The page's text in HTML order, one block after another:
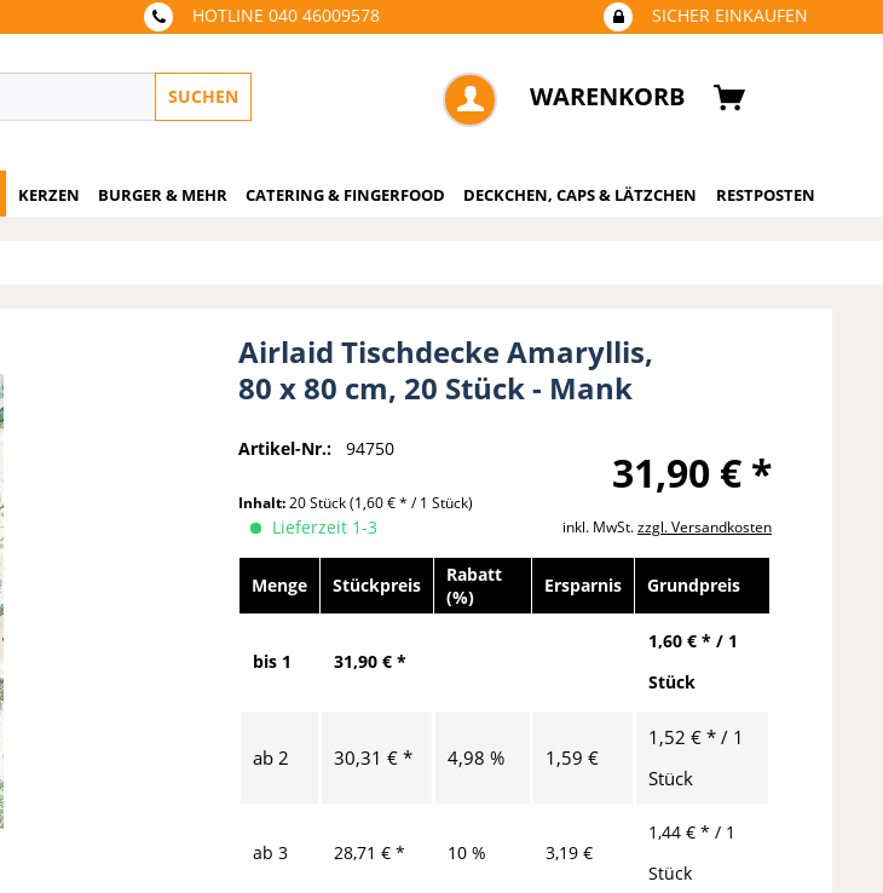
HOTLINE 040 46009578 SICHER EINKAUFEN
SUCHEN WARENKORB
KERZEN BURGER & MEHR CATERING & FINGERFOOD DECKCHEN, CAPS & LÄTZCHEN RESTPOSTEN
Airlaid Tischdecke Amaryllis,
80 x 80 cm, 20 Stück - Mank
Artikel-Nr.: 94750 31,90 € *
Inhalt:20 Stück(1,60 € * / 1 Stück)
inkl. MwSt.zzgl. Versandkosten
Lieferzeit 1-3
Menge Stückpreis
Rabatt
(%)
Ersparnis Grundpreis
bis 1 31,90 € *
1,60 € * / 1
Stück
ab2 30,31 € * 4,98 % 1,59 €
1,52 € * / 1
Stück
ab3 28,71 € * 10 % 3,19 €
1,44 € * / 1
Stück